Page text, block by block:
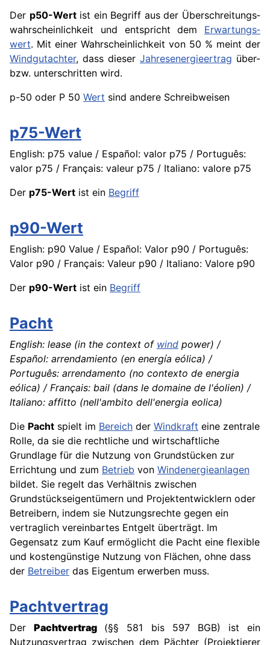
Der p50-Wertist ein Begriff aus der Überschreitungs­
wahrscheinlich­keit und entspricht dem Erwartungs­
wert. Mit einer Wahrschein­lichkeit von 50 % meint der
Windgutachter, dass dieser Jahresenergie­ertrag über-
bzw. unterschritten wird.
p-50 oder P 50 Wert sind andere Schreibweisen
p75-Wert
English: p75 value / Español: valor p75 / Português:
valor p75 / Français: valeur p75 / Italiano: valore p75
Der p75-Wert ist ein Begriff
p90-Wert
English: p90 Value / Español: Valor p90 / Português:
Valor p90 / Français: Valeur p90 / Italiano: Valore p90
Der p90-Wert ist ein Begriff
Pacht
English: lease (in the context of wind power) /
Español: arrendamiento (en energía eólica) /
Português: arrendamento (no contexto de energia
eólica) / Français: bail (dans le domaine de l'éolien) /
Italiano: affitto (nell'ambito dell'energia eolica)
Die Pacht spielt im Bereich der Windkraft eine zentrale
Rolle, da sie die rechtliche und wirtschaftliche
Grundlage für die Nutzung von Grundstücken zur
Errichtung und zum Betrieb von Windenergieanlagen
bildet. Sie regelt das Verhältnis zwischen
Grundstückseigentümern und Projektentwicklern oder
Betreibern, indem sie Nutzungsrechte gegen ein
vertraglich vereinbartes Entgelt überträgt. Im
Gegensatz zum Kauf ermöglicht die Pacht eine flexible
und kostengünstige Nutzung von Flächen, ohne dass
der Betreiber das Eigentum erwerben muss.
Pachtvertrag
DerPachtvertrag
(§§ 581 bis 597 BGB) ist ein
Nutzungsvertrag zwischen dem Pächter (Projektierer